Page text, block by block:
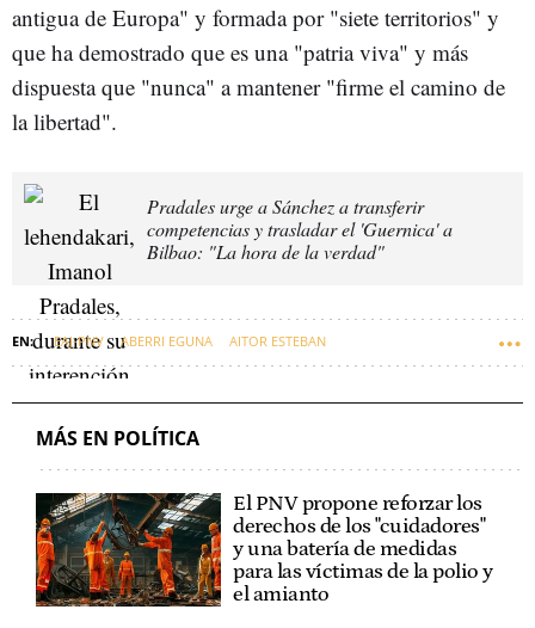
antigua de Europa" y formada por "siete territorios" y
que ha demostrado que es una "patria viva" y más
dispuesta que "nunca" a mantener "firme el camino de
la libertad".
Pradales urge a Sánchez a transferir
competencias y trasladar el 'Guernica' a
Bilbao: "La hora de la verdad"
EAJ-PNV ABERRI EGUNA AITOR ESTEBAN
NACIONALISMO VASCO
MÁS EN POLÍTICA
El PNV propone reforzar los
derechos de los "cuidadores"
y una batería de medidas
para las víctimas de la polio y
el amianto